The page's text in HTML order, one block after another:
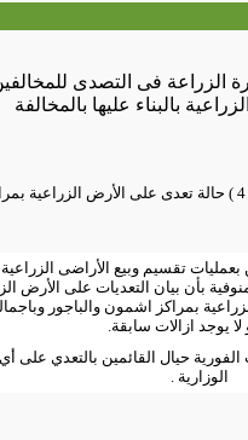
الزراعة فى التصدى
بالبناء عليها بالمخالفة
يوجد عدد ( 4 ) حالة تعدى على الأرض
تقسيم وبيع الأراضى الزراعية
بأن بيان التعديات على الأرض
يوجد ازالات سابقة.
حيال القائمين بالتعدي على
الوزارية .